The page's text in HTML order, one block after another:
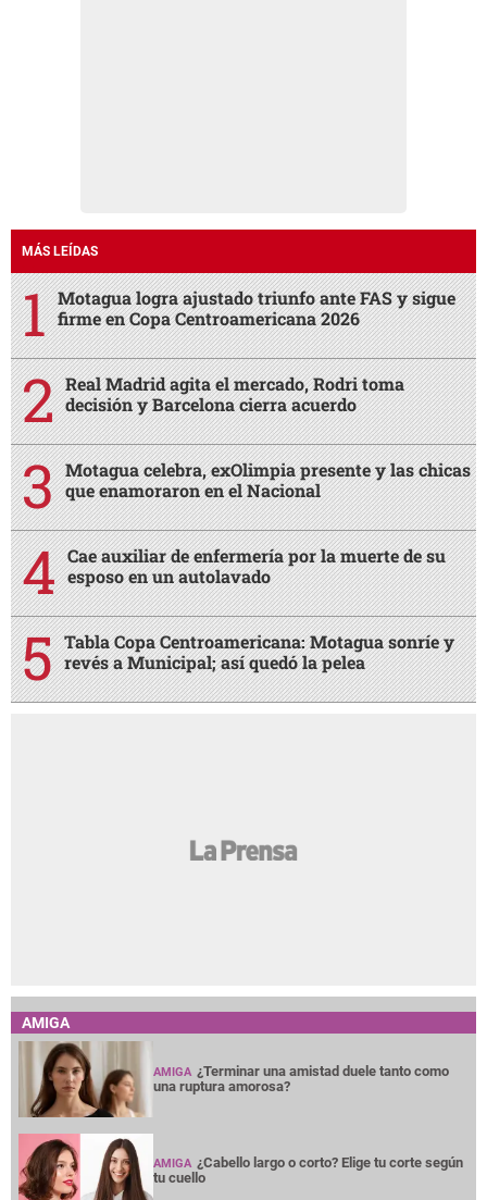
MÁS LEÍDAS
Motagua logra ajustado triunfo ante FAS y sigue
firme en Copa Centroamericana 2026
Real Madrid agita el mercado, Rodri toma
decisión y Barcelona cierra acuerdo
Motagua celebra, exOlimpia presente y las chicas
que enamoraron en el Nacional
Cae auxiliar de enfermería por la muerte de su
esposo en un autolavado
Tabla Copa Centroamericana: Motagua sonríe y
revés a Municipal; así quedó la pelea
AMIGA
AMIGA ¿Terminar una amistad duele tanto como
una ruptura amorosa?
AMIGA ¿Cabello largo o corto? Elige tu corte según
tu cuello